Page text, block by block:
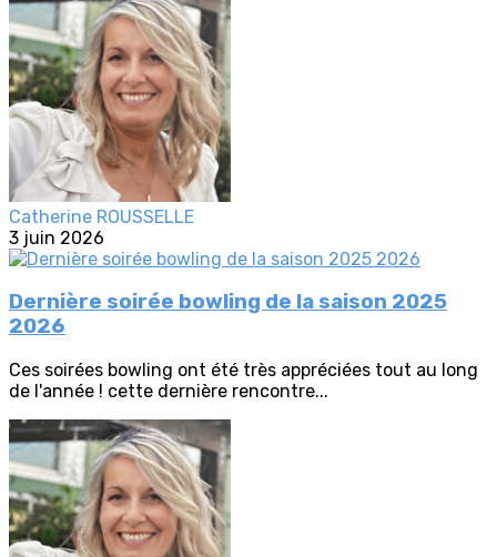
Catherine ROUSSELLE
3 juin 2026
Dernière soirée bowling de la saison 2025
2026
Ces soirées bowling ont été très appréciées tout au long
de l'année ! cette dernière rencontre...